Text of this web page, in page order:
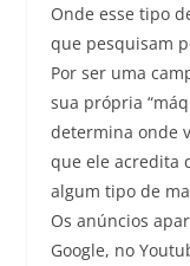
Onde esse tipo
que pesquisam
Por ser uma
sua própria
determina onde
que ele acredita
algum tipo de
Os anúncios
Google, no